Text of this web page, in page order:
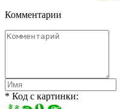
Комментарии
* Код с картинки: